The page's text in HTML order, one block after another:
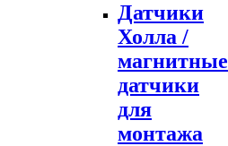
Датчики
Холла /
магнитные
датчики
для
монтажа